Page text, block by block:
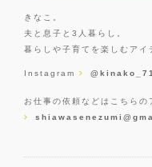
きなこ。
夫と息子と3人暮らし。
暮らしや子育てを楽しむアイ
Instagram
お仕事の依頼などはこちらの